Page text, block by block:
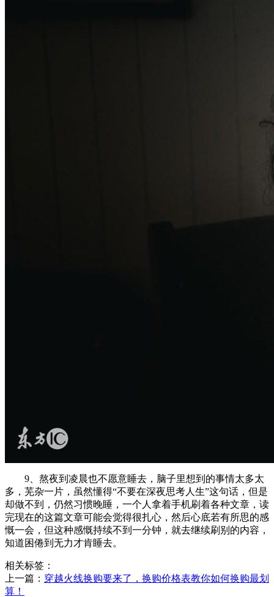
9、熬夜到凌晨也不愿意睡去，脑子里想到的事情太多太
多，芜杂一片，虽然懂得“不要在深夜思考人生”这句话，但是
却做不到，仍然习惯晚睡，一个人拿着手机刷着各种文章，读
完现在的这篇文章可能会觉得很扎心，然后心底若有所思的感
慨一会，但这种感慨持续不到一分钟，就去继续刷别的内容，
知道困倦到无力才肯睡去。
相关标签：
上一篇： ​穿越火线换购要来了，换购价格表教你如何换购最划
算！